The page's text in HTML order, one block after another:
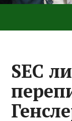
SEC